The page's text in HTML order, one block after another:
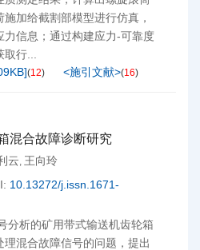
加给截割部模型进行仿真，
力信息；通过构建应力-可靠度
行...
](12) <施引文献>(16)
混合故障诊断研究
云, 王向玲
10.13272/j.issn.1671-
分析的矿用带式输送机齿轮箱
混合故障信号的问题，提出